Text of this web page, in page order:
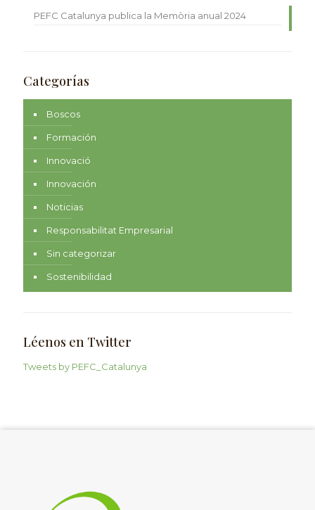
PEFC Catalunya publica la Memòria anual 2024
Categorías
Boscos
Formación
Innovació
Innovación
Noticias
Responsabilitat Empresarial
Sin categorizar
Sostenibilidad
Léenos en Twitter
Tweets by PEFC_Catalunya